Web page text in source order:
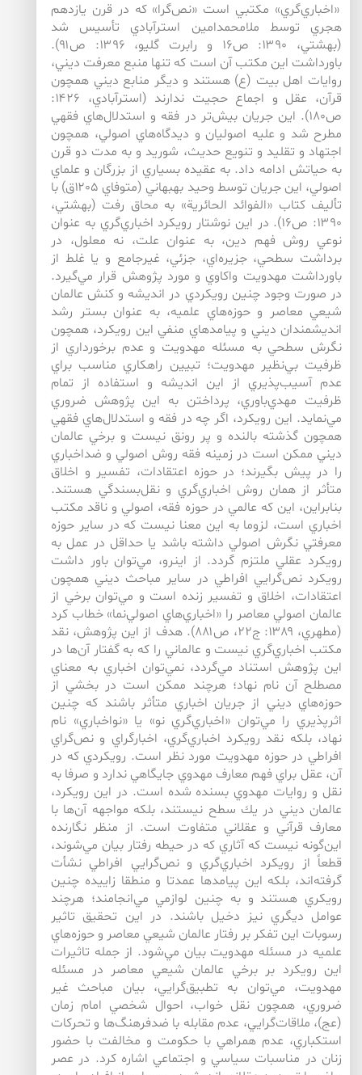
«اخباري‌گري» مكتبي است «نص‌گرا» كه در قرن يازدهم
هجري توسط ملامحمدامين استرآبادي تأسيس شد
(بهشتي، ۱۳۹۰: ص۱۶ و رابرت گليو، ۱۳۹۶: ص۹۱).
باورداشت اين مكتب آن است كه تنها منبع معرفت ديني،
روايات اهل بيت (ع) هستند و ديگر منابع ديني همچون
قرآن، عقل و اجماع حجيت ندارند (استرآبادي، ۱۴۲۶:
ص۱۸۰). اين جريان بيش‌‌تر در فقه و استدلال‌هاي فقهي
مطرح شد و عليه اصوليان و ديدگاه‌هاي اصولي، همچون
اجتهاد و تقليد و تنويع حديث، شوريد و به مدت دو قرن
به حياتش ادامه داد. به عقيده‌ بسياري از بزرگان و علماي
اصولي، اين جريان توسط وحيد بهبهاني (متوفاي ۱۲۰۵ق) با
تأليف كتاب «الفوائد الحائرية» به محاق رفت (بهشتي،
۱۳۹۰: ص۱۶). در اين نوشتار رويكرد اخباري‌گري به عنوان
نوعي روش فهم دين، به عنوان علت، نه معلول، در
برداشت سطحي، جزيره‌اي، جزئي، غيرجامع و يا غلط از
باورداشت مهدويت واكاوي و مورد پژوهش قرار مي‌گيرد.
در صورت وجود چنين رويكردي در انديشه و كنش عالمان
شيعي معاصر و حوزه‌هاي علميه، به عنوان بستر رشد
انديشمندان ديني و پيامدهاي منفي اين رويكرد، همچون
نگرش سطحي به مسئله مهدويت و عدم برخورداري از
ظرفيت بي‌نظير مهدويت؛ تبيين راهكاري مناسب براي
عدم آسيب‌پذيري از اين انديشه و استفاده از تمام
ظرفيت مهدي‌باوري، پرداختن به اين پژوهش ضروري
مي‌‌نمايد. اين رويكرد، اگر چه در فقه و استدلال‌هاي فقهي
همچون گذشته بالنده و پر رونق نيست و برخي عالمان
ديني ممكن است در زمينه فقه روش اصولي و ضداخباري
را در پيش بگيرند؛ در حوزه اعتقادات، تفسير و اخلاق
متأثر از همان روش اخباري‌‌گري و نقل‌‌بسندگي هستند.
بنابراين، اين كه عالمي در حوزه فقه، اصولي و ناقد مكتب
اخباري است، لزوما به اين معنا نيست كه در ساير حوزه
‌‌معرفتي نگرش اصولي داشته باشد يا حداقل در عمل به
رويكرد عقلي ملتزم گردد. از اين­رو، مي‌‌توان باور داشت
رويكرد نص‌‌گرايي افراطي در ساير مباحث ديني همچون
اعتقادات، اخلاق و تفسير زنده است و مي‌توان برخي از
عالمان اصولي معاصر را «اخباري‌هاي اصولي‌نما» خطاب كرد
(مطهري، ۱۳۸۹: ج۲۲، ص۸۸۱). هدف از اين پژوهش، نقد
مكتب اخباري‌‌گري نيست و عالماني را كه به گفتار آن‌‌ها در
اين پژوهش استناد مي‌‌گردد، نمي‌‌توان اخباري به معناي
مصطلح آن‌‌ نام نهاد؛ هرچند ممكن است در بخشي از
حوزه‌‌هاي ديني از جريان اخباري متأثر باشند كه چنين
اثرپذيري را مي‌‌توان «اخباري‌‌گري نو» يا «نواخباري» نام
نهاد، بلكه نقد رويكرد اخباري‌‌گري، اخبارگراي و نص‌‌گراي
افراطي در حوزه مهدويت مورد نظر است. رويكردي كه در
آن، عقل براي فهم معارف مهدوي جايگاهي ندارد و صرفا به
نقل و روايات مهدوي بسنده شده است. در اين رويكرد،
عالمان ديني در يك سطح نيستند، بلكه مواجهه آن‌‌ها با
معارف قرآني و عقلاني متفاوت است. از منظر نگارنده
اين‌‌گونه نيست كه آثاري كه در حيطه رفتار بيان مي‌‌شوند،
قطعاً از رويكرد اخباري‌‌گري و نص‌‌گرايي افراطي نشأت
گرفته‌اند، بلكه اين پيامدها عمدتا و منطقا زاييده چنين
رويكري هستند و به چنين لوازمي مي‌انجامند؛ هرچند
عوامل ديگري نيز دخيل باشند. در اين تحقيق تاثير
رسوبات اين تفكر بر رفتار عالمان شيعي معاصر و حوزه‌هاي
علميه در مسئله مهدويت بيان مي‌شود. از جمله تاثيرات
اين رويكرد بر برخي عالمان شيعي معاصر در مسئله
مهدويت، مي‌توان به تطبيق‌گرايي، بيان مباحث غير
ضروري، همچون نقل خواب، احوال شخصي امام زمان
(عج)، ملاقات‌‌گرايي، عدم مقابله‌ با ضدفرهنگ‌ها و تحركات
استكباري، عدم همراهي با حكومت و مخالفت با حضور
زنان در مناسبات سياسي و اجتماعي اشاره كرد. در عصر